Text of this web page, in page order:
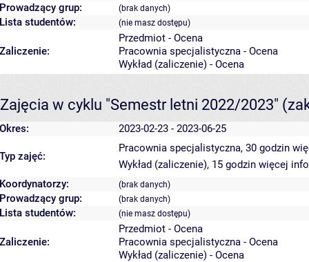
Prowadzący grup: (brak danych)
Lista studentów: (nie masz dostępu)
Zaliczenie:
Przedmiot - Ocena
Pracownia specjalistyczna - Ocena
Wykład (zaliczenie) - Ocena
Zajęcia w cyklu "Semestr letni 2022/2023"
Okres: 2023-02-23 - 2023-06-25
Typ zajęć:
Pracownia specjalistyczna, 30 godzin
Wykład (zaliczenie), 15 godzin więcej
Koordynatorzy:
(brak danych)
Prowadzący grup: (brak danych)
Lista studentów: (nie masz dostępu)
Zaliczenie:
Przedmiot - Ocena
Pracownia specjalistyczna - Ocena
Wykład (zaliczenie) - Ocena